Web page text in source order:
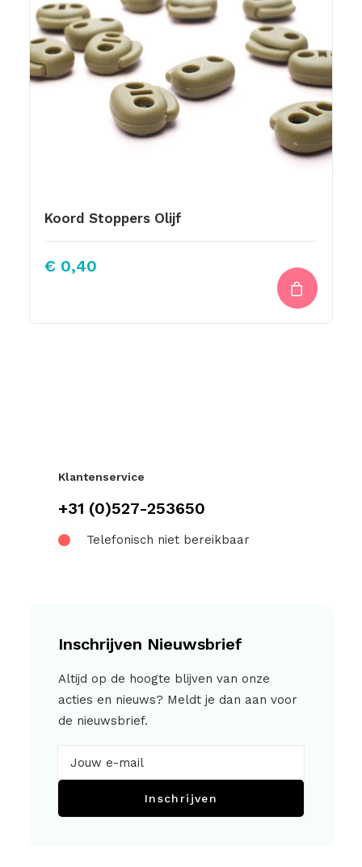
Koord Stoppers Olijf
€ 0,40
Klantenservice
+31 (0)527-253650
Telefonisch niet bereikbaar
Inschrijven Nieuwsbrief
Altijd op de hoogte blijven van onze
acties en nieuws? Meldt je dan aan voor
de nieuwsbrief.
Inschrijven